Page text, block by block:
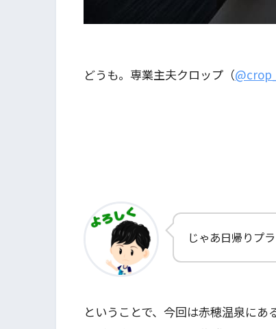
どうも。専業主夫クロップ（
じゃあ日帰りプ
ということで、今回は赤穂温泉にあ